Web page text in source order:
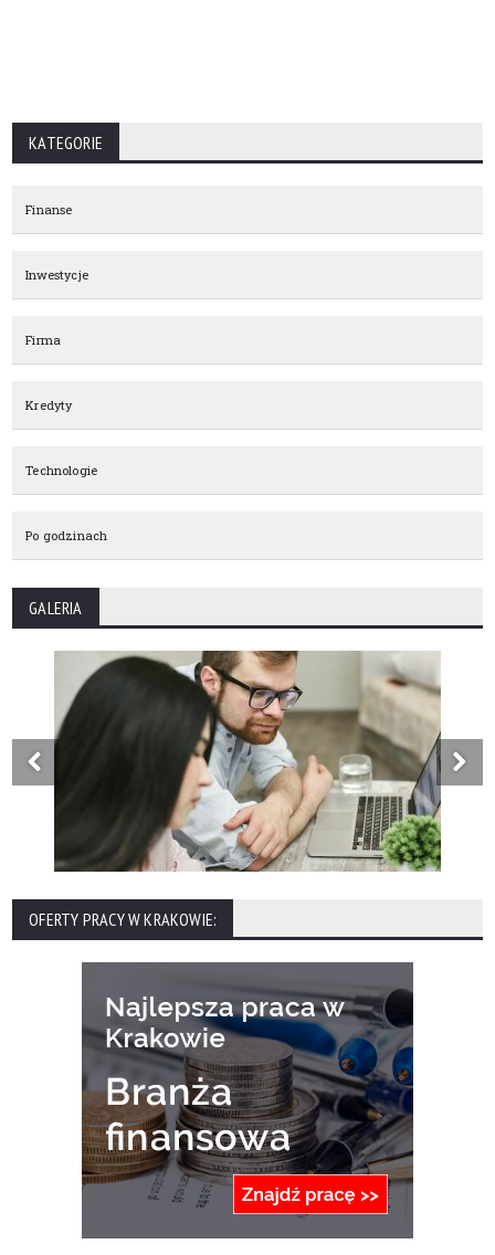
KATEGORIE
Finanse
Inwestycje
Firma
Kredyty
Technologie
Po godzinach
GALERIA
OFERTY PRACY W KRAKOWIE: